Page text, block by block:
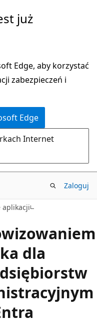
już
Edge, aby korzystać
zabezpieczeń i
Edge
Internet
Zaloguj
aplikacji
dla